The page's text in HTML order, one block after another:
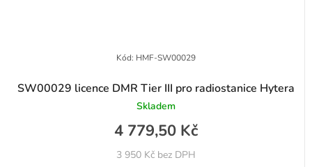
SW00029 licence DMR Tier III pro radiostanice Hytera
Skladem
3 950 Kč bez DPH
4 779,50 Kč
Kód: HMF-SW00029